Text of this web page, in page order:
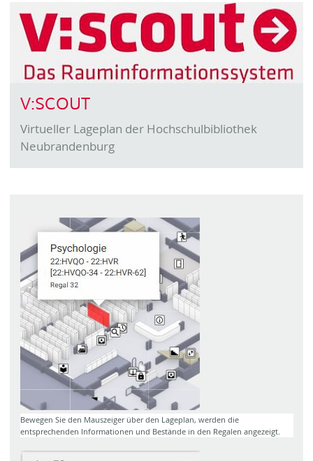
V:SCOUT
Virtueller Lageplan der Hochschulbibliothek
Neubrandenburg
Bewegen Sie den Mauszeiger über den Lageplan, werden die
entsprechenden Informationen und Bestände in den Regalen angezeigt.